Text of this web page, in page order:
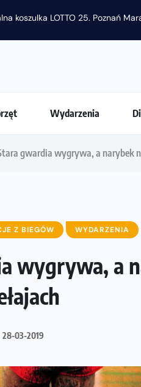
Wydarzenia
gwardia wygrywa, a narybek
Z BIEGÓW WYDARZENIA
wygrywa, a
28-03-2019